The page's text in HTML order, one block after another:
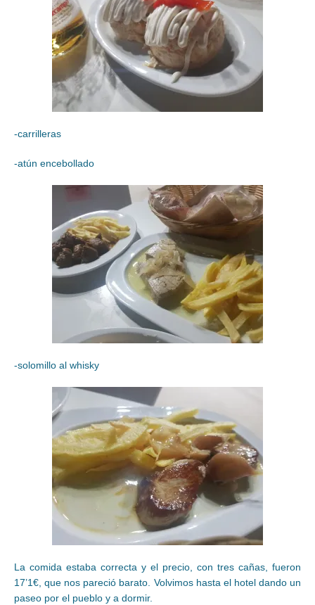
-carrilleras
-atún encebollado
-solomillo al whisky
La comida estaba correcta y el precio, con tres cañas, fueron
17’1€, que nos pareció barato. Volvimos hasta el hotel dando un
paseo por el pueblo y a dormir.